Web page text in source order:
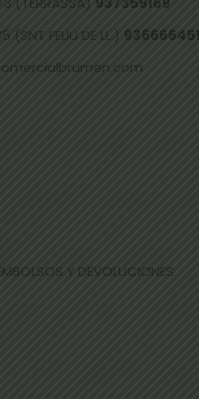
(SNT FELIU DE LL.) 936666451
Y DEVOLUCIONES